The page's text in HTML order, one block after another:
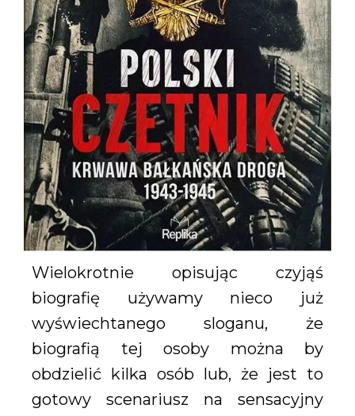
Wielokrotnie opisując czyjąś
biografię używamy nieco już
wyświechtanego sloganu, że
biografią tej osoby można by
obdzielić kilka osób lub, że jest to
gotowy scenariusz na sensacyjny